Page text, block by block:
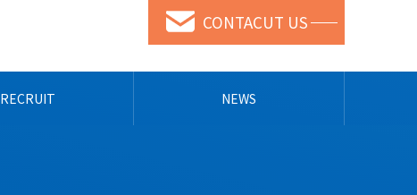
CONTACUT US
RECRUIT NEWS